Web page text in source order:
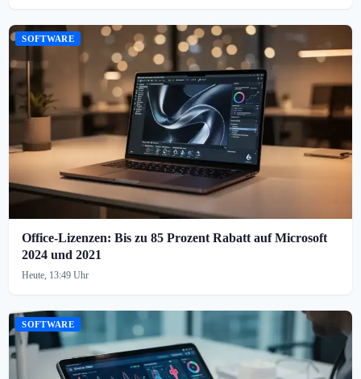
SOFTWARE
Office-Lizenzen: Bis zu 85 Prozent Rabatt auf Microsoft
2024 und 2021
Heute, 13:49 Uhr
SOFTWARE